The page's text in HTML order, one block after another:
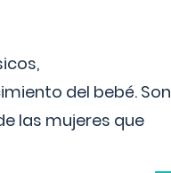
del bebé. Son
las mujeres que